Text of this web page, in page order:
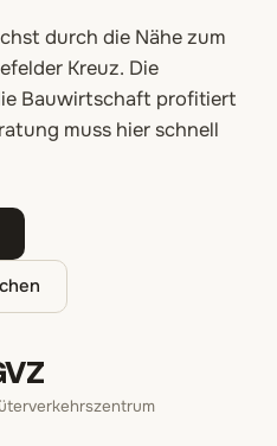
durch die Nähe zum
Kreuz. Die
Bauwirtschaft profitiert
muss hier schnell